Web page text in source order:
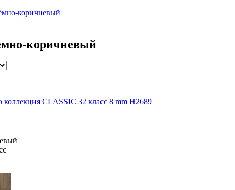
коричневый
коричневый
CLASSIC 32 класс 8 mm Н2689